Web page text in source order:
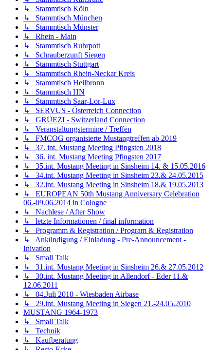
↳ Stammtisch Köln
↳ Stammtisch München
↳ Stammtisch Münster
↳ Rhein - Main
↳ Stammtisch Ruhrpott
↳ Schrauberzunft Siegen
↳ Stammtisch Stuttgart
↳ Stammtisch Rhein-Neckar Kreis
↳ Stammtisch Heilbronn
↳ Stammtisch HN
↳ Stammtisch Saar-Lor-Lux
↳ SERVUS - Österreich Connection
↳ GRÜEZI - Switzerland Connection
↳ Veranstaltungstermine / Treffen
↳ FMCOG organisierte Mustangtreffen ab 2019
↳ 37. int. Mustang Meeting Pfingsten 2018
↳ 36. int. Mustang Meeting Pfingsten 2017
↳ 35.int. Mustang Meeting in Sinsheim 14. & 15.05.2016
↳ 34.int. Mustang Meeting in Sinsheim 23.& 24.05.2015
↳ 32.int. Mustang Meeting in Sinsheim 18.& 19.05.2013
↳ EUROPEAN 50th Mustang Anniversary Celebration
06.-09.06.2014 in Cologne
↳ Nachlese / After Show
↳ letzte Informationen / final information
↳ Programm & Registration / Program & Registration
↳ Ankündigung / Einladung - Pre-Announcement -
Inivation
↳ Small Talk
↳ 31.int. Mustang Meeting in Sinsheim 26.& 27.05.2012
↳ 30.int. Mustang Meeting in Allendorf - Eder 11.&
12.06.2011
↳ 04.Juli 2010 - Wiesbaden Airbase
↳ 29.int. Mustang Meeting in Siegen 21.-24.05.2010
MUSTANG 1964-1973
↳ Small Talk
↳ Technik
↳ Kaufberatung